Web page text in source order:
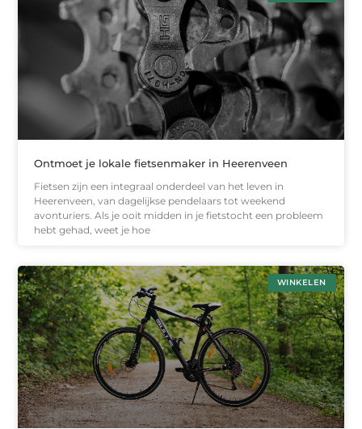
Ontmoet je lokale fietsenmaker in Heerenveen
Fietsen zijn een integraal onderdeel van het leven in
Heerenveen, van dagelijkse pendelaars tot weekend
avonturiers. Als je ooit midden in je fietstocht een probleem
hebt gehad, weet je hoe
WINKELEN